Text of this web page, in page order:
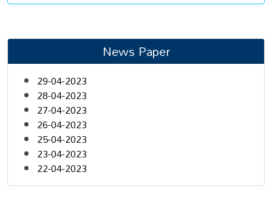
News Paper
29-04-2023
28-04-2023
27-04-2023
26-04-2023
25-04-2023
23-04-2023
22-04-2023